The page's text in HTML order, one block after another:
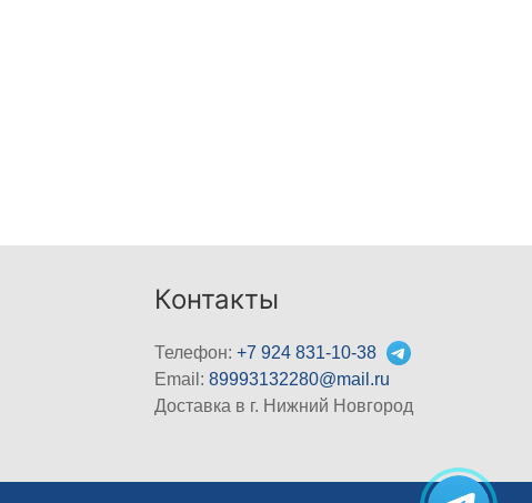
Контакты
Телефон:+7 924 831-10-38
Email:89993132280@mail.ru
Доставка в г. Нижний Новгород